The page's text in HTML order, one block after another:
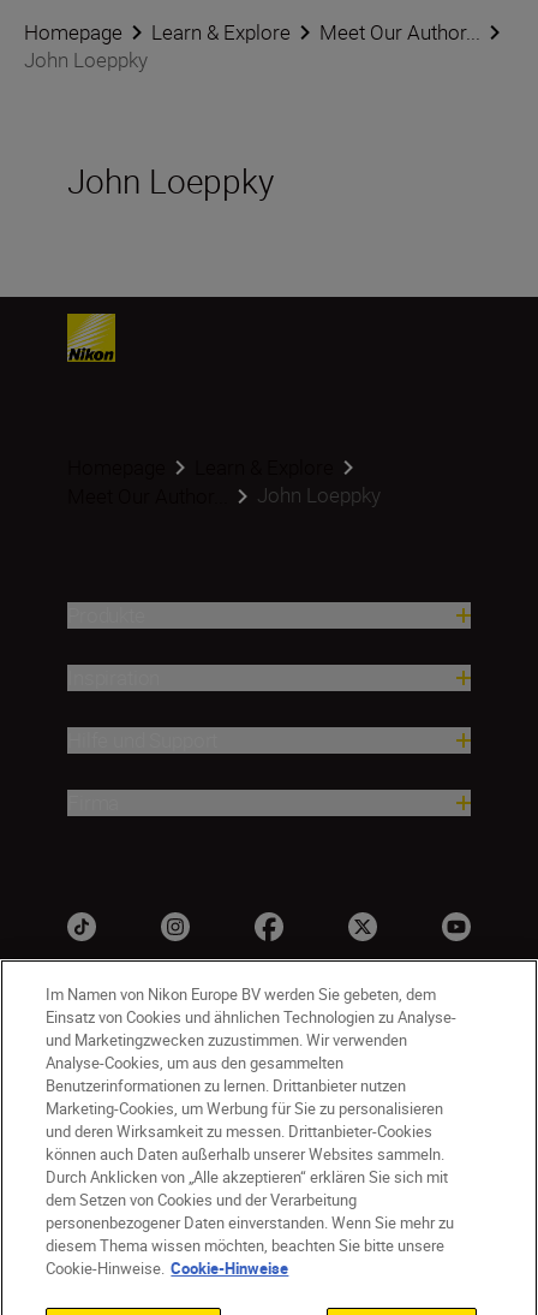
Homepage Learn & Explore
Meet Our Author...
John Loeppky
John Loeppky
John Loeppky
CH Nikon Sites
Kontaktieren Sie uns
Datenschutzhinweis
Nutzungsbedingungen
Geschäftsbedingungen des Nikon Stores
Cookie-Hinweise
Barrierefreiheit
Cookie-Einstellungen
© 2026 Nikon
Im Namen von Nikon Europe BV werden Sie gebeten, dem
Einsatz von Cookies und ähnlichen Technologien zu Analyse-
und Marketingzwecken zuzustimmen. Wir verwenden
Analyse-Cookies, um aus den gesammelten
Benutzerinformationen zu lernen. Drittanbieter nutzen
Marketing-Cookies, um Werbung für Sie zu personalisieren
und deren Wirksamkeit zu messen. Drittanbieter-Cookies
können auch Daten außerhalb unserer Websites sammeln.
Durch Anklicken von „Alle akzeptieren“ erklären Sie sich mit
dem Setzen von Cookies und der Verarbeitung
personenbezogener Daten einverstanden. Wenn Sie mehr zu
diesem Thema wissen möchten, beachten Sie bitte unsere
Cookie-Hinweise. Cookie-Hinweise